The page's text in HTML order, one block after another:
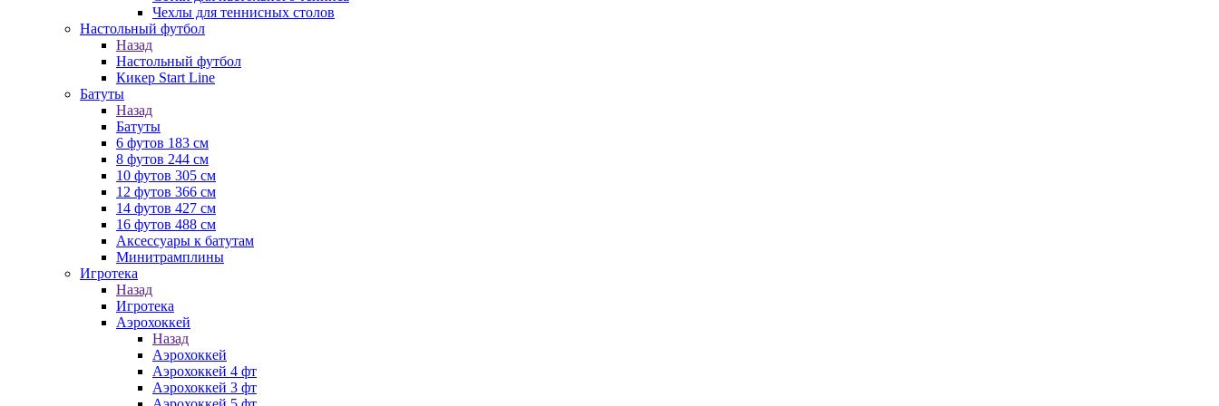
Чехлы для теннисных столов
Настольный футбол
Назад
Настольный футбол
Кикер Start Line
Батуты
Назад
Батуты
6 футов 183 см
8 футов 244 см
10 футов 305 см
12 футов 366 см
14 футов 427 см
16 футов 488 см
Аксессуары к батутам
Минитрамплины
Игротека
Назад
Игротека
Аэрохоккей
Назад
Аэрохоккей
Аэрохоккей 4 фт
Аэрохоккей 3 фт